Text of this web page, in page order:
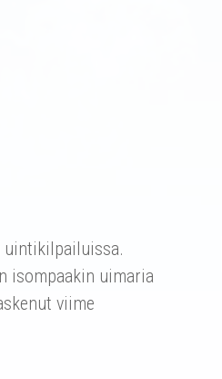
uintikilpailuissa.
isompaakin uimaria
viime